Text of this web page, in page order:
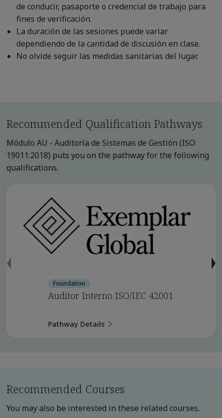
de conducir, pasaporte o credencial de trabajo para
fines de verificación.
La duración de las sesiones puede variar
dependiendo de la cantidad de discusión en clase.
No olvide seguir las medidas sanitarias del lugar.
Recommended Qualification Pathways
Módulo AU - Auditoría de Sistemas de Gestión (ISO
19011:2018) puts you on the pathway for the following
qualifications.
Foundation
Auditor Interno ISO/IEC 42001
Pathway Details
Recommended Courses
You may also be interested in these related courses.